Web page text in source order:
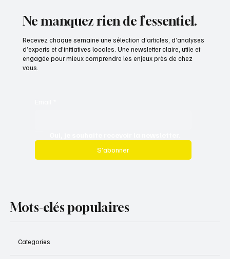
Ne manquez rien de l’essentiel.
Recevez chaque semaine une sélection d’articles, d’analyses
d’experts et d’initiatives locales. Une newsletter claire, utile et
engagée pour mieux comprendre les enjeux près de chez
vous.
S’abonner
Mots-clés populaires
Categories